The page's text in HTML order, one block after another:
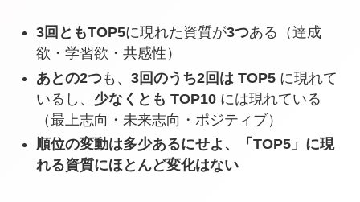
3回ともTOP5に現れた資質が3つある（達成
欲・学習欲・共感性）
あとの2つも、 3回のうち2回は TOP5 に現れて
いるし、 少なくとも TOP10 には現れている
（最上志向・未来志向・ポジティブ）
順位の変動は多少あるにせよ、「TOP5」に現
れる資質にほとんど変化はない